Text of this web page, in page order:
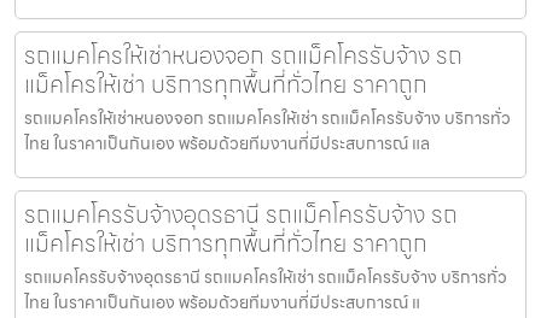
รถแมคโครให้เช่าหนองจอก รถแม็คโครรับจ้าง รถ
แม็คโครให้เช่า บริการทุกพื้นที่ทั่วไทย ราคาถูก
รถแมคโครให้เช่าหนองจอก รถแมคโครให้เช่า รถแม็คโครรับจ้าง บริการทั่ว
ไทย ในราคาเป็นกันเอง พร้อมด้วยทีมงานที่มีประสบการณ์ แล
รถแมคโครรับจ้างอุดรธานี รถแม็คโครรับจ้าง รถ
แม็คโครให้เช่า บริการทุกพื้นที่ทั่วไทย ราคาถูก
รถแมคโครรับจ้างอุดรธานี รถแมคโครให้เช่า รถแม็คโครรับจ้าง บริการทั่ว
ไทย ในราคาเป็นกันเอง พร้อมด้วยทีมงานที่มีประสบการณ์ แ